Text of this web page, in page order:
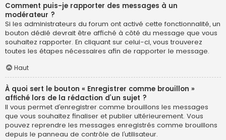
Comment puis-je rapporter des messages à un
modérateur ?
Si les administrateurs du forum ont activé cette fonctionnalité, un
bouton dédié devrait être affiché à côté du message que vous
souhaitez rapporter. En cliquant sur celui-ci, vous trouverez
toutes les étapes nécessaires afin de rapporter le message.
Haut
À quoi sert le bouton « Enregistrer comme brouillon »
affiché lors de la rédaction d’un sujet ?
Il vous permet d’enregistrer comme brouillons les messages
que vous souhaitez finaliser et publier ultérieurement. Vous
pouvez reprendre les messages enregistrés comme brouillons
depuis le panneau de contrôle de l’utilisateur.